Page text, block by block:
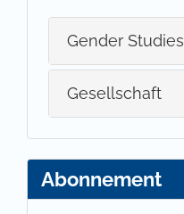
Gender Studies
Gesellschaft
Abonnement